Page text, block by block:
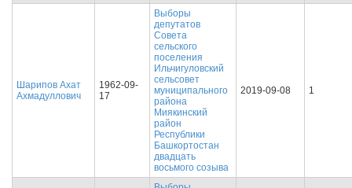
Шарипов Ахат
Ахмадуллович
1962-09-
17
Выборы
депутатов
Совета
сельского
поселения
Ильчигуловский
сельсовет
муниципального
района
Миякинский
район
Республики
Башкортостан
двадцать
восьмого созыва
2019-09-08 1